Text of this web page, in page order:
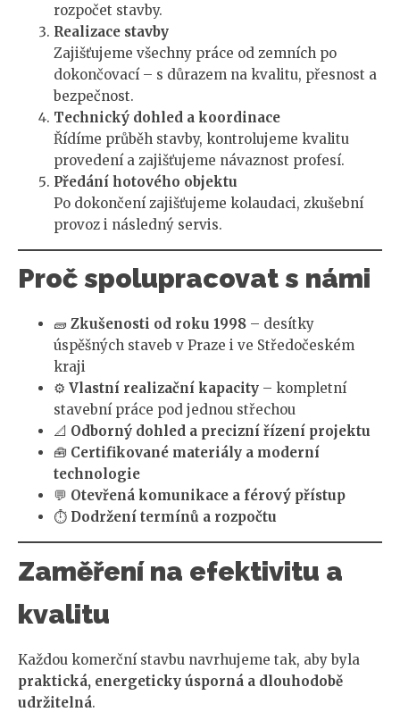
rozpočet stavby.
Realizace stavby
Zajišťujeme všechny práce od zemních po
dokončovací – s důrazem na kvalitu, přesnost a
bezpečnost.
Technický dohled a koordinace
Řídíme průběh stavby, kontrolujeme kvalitu
provedení a zajišťujeme návaznost profesí.
Předání hotového objektu
Po dokončení zajišťujeme kolaudaci, zkušební
provoz i následný servis.
Proč spolupracovat s námi
🧱 Zkušenosti od roku 1998 – desítky
úspěšných staveb v Praze i ve Středočeském
kraji
⚙️ Vlastní realizační kapacity – kompletní
stavební práce pod jednou střechou
📐 Odborný dohled a precizní řízení projektu
🧰 Certifikované materiály a moderní
technologie
💬 Otevřená komunikace a férový přístup
⏱️ Dodržení termínů a rozpočtu
Zaměření na efektivitu a
kvalitu
Každou komerční stavbu navrhujeme tak, aby byla
praktická, energeticky úsporná a dlouhodobě
udržitelná.